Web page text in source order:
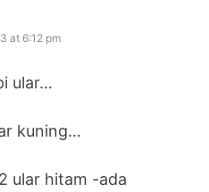
at 6:12 pm
ular…
kuning…
ular hitam -ada